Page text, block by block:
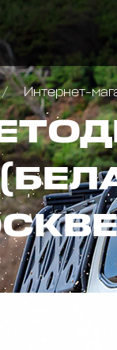
Интернет-